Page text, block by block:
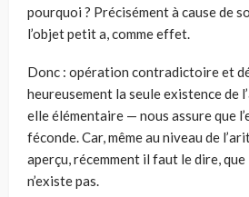
pourquoi ? Précisément à cause de
l’objet petit a, comme effet.
Donc : opération contradictoire et
heureusement la seule existence de
elle élémentaire — nous assure que
féconde. Car, même au niveau de
aperçu, récemment il faut le dire, que
n’existe pas.